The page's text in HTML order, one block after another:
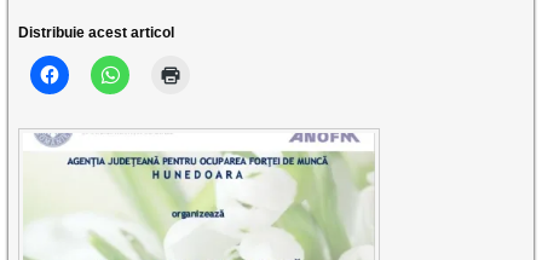
Distribuie acest articol